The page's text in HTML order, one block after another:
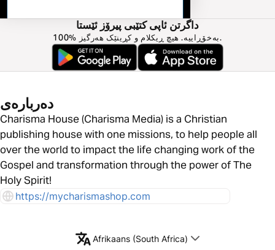
داگرتن ئاپی کتێبی پیرۆز ئێستا
100% بەخۆڕاییە. هیچ ڕیکلام و کڕینێک هەرگیز.
دەربارەی
Charisma House (Charisma Media) is a Christian
publishing house with one missions, to help people all
over the world to impact the life changing work of the
Gospel and transformation through the power of The
Holy Spirit!
https://mycharismashop.com
Afrikaans (South Africa)